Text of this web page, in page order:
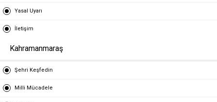
Yasal Uyarı
İletişim
Kahramanmaraş
Şehri Keşfedin
Milli Mücadele